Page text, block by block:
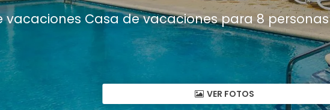
vacaciones Casa de vacaciones para 8
VER FOTOS